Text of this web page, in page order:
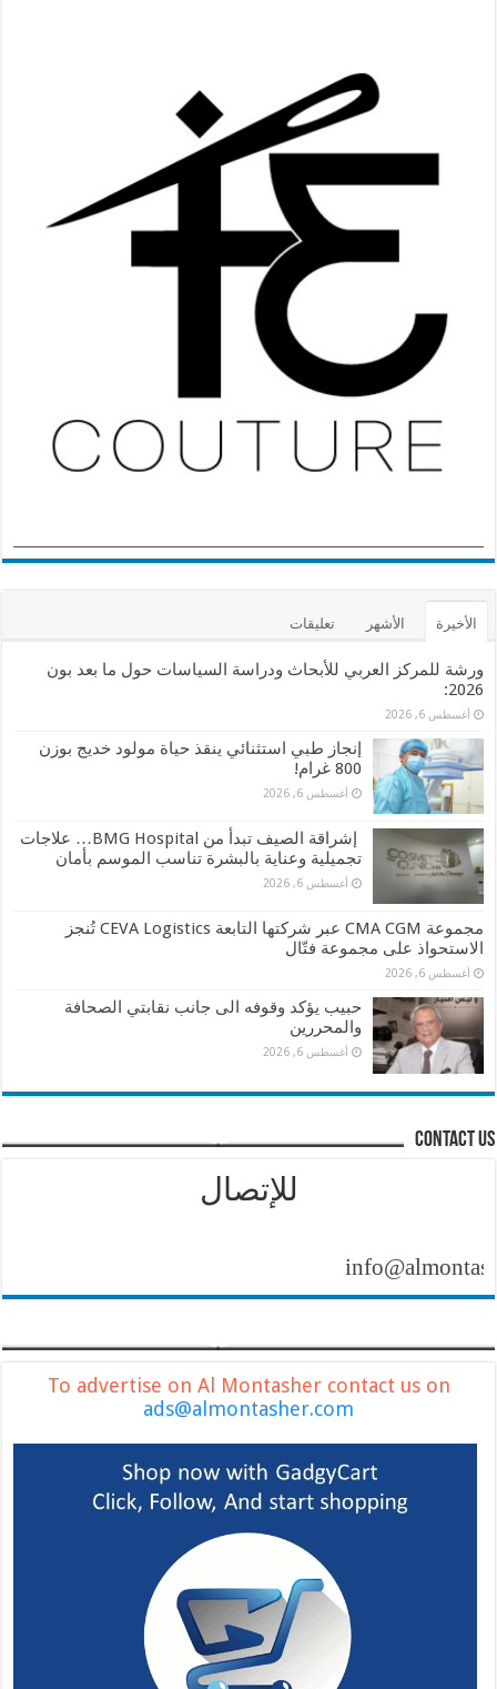
الأخيرة الأشهر تعليقات
ورشة للمركز العربي للأبحاث ودراسة السياسات حول ما بعد بون
2026:
أغسطس 6, 2026
إنجاز طبي استثنائي ينقذ حياة مولود خديج بوزن
800 غرام!
أغسطس 6, 2026
إشراقة الصيف تبدأ من BMG Hospital… علاجات
تجميلية وعناية بالبشرة تناسب الموسم بأمان
أغسطس 6, 2026
مجموعة CMA CGM عبر شركتها التابعة CEVA Logistics تُنجز
الاستحواذ على مجموعة فتّال
أغسطس 6, 2026
حبيب يؤكد وقوفه الى جانب نقابتي الصحافة
والمحررين
أغسطس 6, 2026
contact us
للإتصال
To advertise on Al Montasher contact us on
ads@almontasher.com